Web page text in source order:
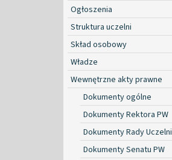
Ogłoszenia
Struktura uczelni
Skład osobowy
Władze
Wewnętrzne akty prawne
Dokumenty ogólne
Dokumenty Rektora PW
Dokumenty Rady Uczelni
Dokumenty Senatu PW